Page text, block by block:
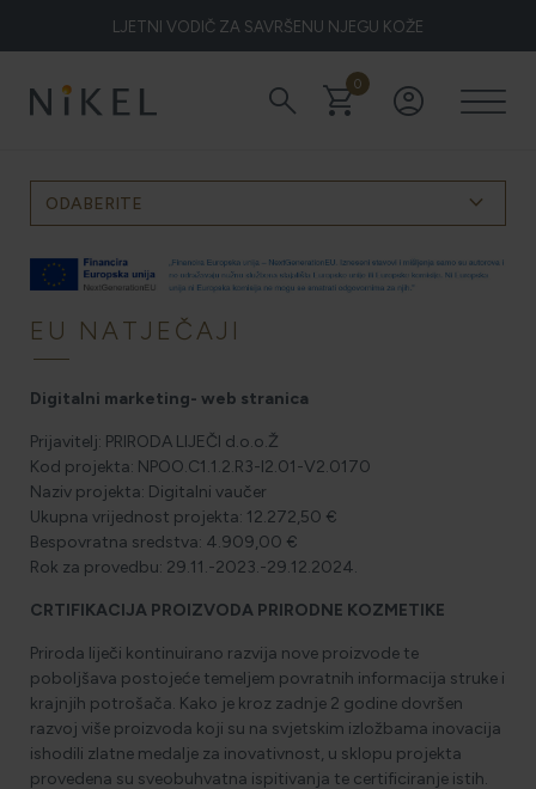
LJETNI VODIČ ZA SAVRŠENU NJEGU KOŽE
5 ZNAKOVA DA JE KOŽA DEHIDRIRANA (I KAKO JOJ
VRATITI SVJEŽINU)
ZLATNI ELIKSIR MEDITERANA: ZAŠTO NAŠA KOŽA
OBOŽAVA SMILJE?
search shopping_cart0 account_circle
ODABERITE keyboard_arrow_down
EU NATJEČAJI
Digitalni marketing- web stranica
Prijavitelj: PRIRODA LIJEČI d.o.o.Ž
Kod projekta: NPOO.C1.1.2.R3-I2.01-V2.0170
Naziv projekta: Digitalni vaučer
Ukupna vrijednost projekta: 12.272,50 €
Bespovratna sredstva: 4.909,00 €
Rok za provedbu: 29.11.-2023.-29.12.2024.
CRTIFIKACIJA PROIZVODA PRIRODNE KOZMETIKE
Priroda liječi kontinuirano razvija nove proizvode te
poboljšava postojeće temeljem povratnih informacija struke i
krajnjih potrošača. Kako je kroz zadnje 2 godine dovršen
razvoj više proizvoda koji su na svjetskim izložbama inovacija
ishodili zlatne medalje za inovativnost, u sklopu projekta
provedena su sveobuhvatna ispitivanja te certificiranje istih.